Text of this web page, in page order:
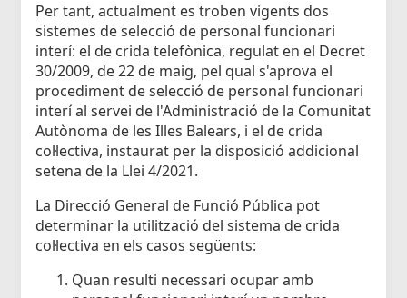
Per tant, actualment es troben vigents dos
sistemes de selecció de personal funcionari
interí: el de crida telefònica, regulat en el Decret
30/2009, de 22 de maig, pel qual s'aprova el
procediment de selecció de personal funcionari
interí al servei de l'Administració de la Comunitat
Autònoma de les Illes Balears, i el de crida
col·lectiva, instaurat per la disposició addicional
setena de la Llei 4/2021.
La Direcció General de Funció Pública pot
determinar la utilització del sistema de crida
col·lectiva en els casos següents:
Quan resulti necessari ocupar amb